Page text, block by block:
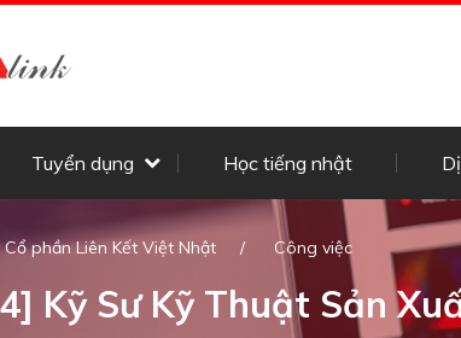
Tuyển dụng Học tiếng nhật
Cổ phần Liên Kết Việt Nhật Công việc
Kỹ Sư Kỹ Thuật Sản